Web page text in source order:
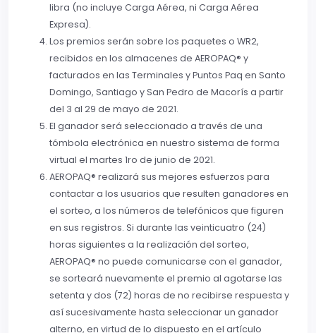
libra (no incluye Carga Aérea, ni Carga Aérea
Expresa).
Los premios serán sobre los paquetes o WR2,
recibidos en los almacenes de AEROPAQ® y
facturados en las Terminales y Puntos Paq en Santo
Domingo, Santiago y San Pedro de Macorís a partir
del 3 al 29 de mayo de 2021.
El ganador será seleccionado a través de una
tómbola electrónica en nuestro sistema de forma
virtual el martes 1ro de junio de 2021.
AEROPAQ® realizará sus mejores esfuerzos para
contactar a los usuarios que resulten ganadores en
el sorteo, a los números de telefónicos que figuren
en sus registros. Si durante las veinticuatro (24)
horas siguientes a la realización del sorteo,
AEROPAQ® no puede comunicarse con el ganador,
se sorteará nuevamente el premio al agotarse las
setenta y dos (72) horas de no recibirse respuesta y
así sucesivamente hasta seleccionar un ganador
alterno, en virtud de lo dispuesto en el artículo